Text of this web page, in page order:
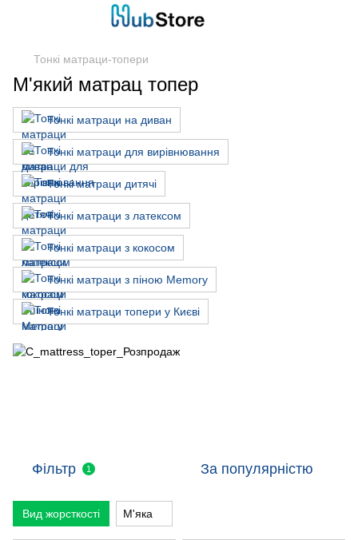
Тонкі матраци-топери
М'який матрац топер
Тонкі матраци на диван
Тонкі матраци для вирівнювання
Тонкі матраци дитячі
Тонкі матраци з латексом
Тонкі матраци з кокосом
Тонкі матраци з піною Memory
Тонкі матраци топери у Києві
Фільтр 1 За популярністю
Вид жорсткості М'яка